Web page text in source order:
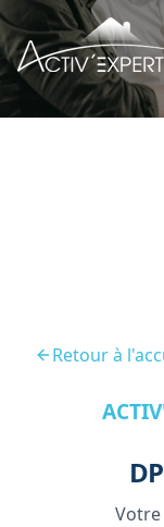
Retour à